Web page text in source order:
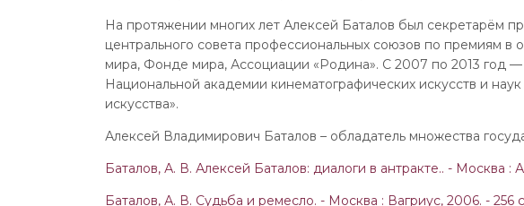
На протяжении многих лет Алексей Баталов был секретарём
центрального совета профессиональных союзов по премиям в
мира, Фонде мира, Ассоциации «Родина». С 2007 по 2013 год
Национальной академии кинематографических искусств и
искусства».
Алексей Владимирович Баталов – обладатель множества
Баталов, А. В. Алексей Баталов: диалоги в антракте.. - Москва :
Баталов, А. В. Судьба и ремесло. - Москва : Вагриус, 2006. - 256